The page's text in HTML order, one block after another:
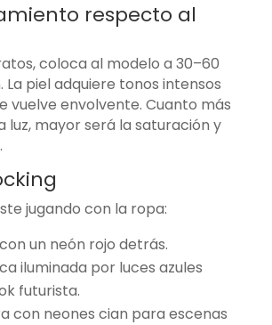
respecto al
coloca al modelo a 30–60
La piel adquiere tonos intensos
vuelve envolvente. Cuanto más
luz, mayor será la saturación y
jugando con la ropa:
un neón rojo detrás.
iluminada por luces azules
futurista.
con neones cian para escenas